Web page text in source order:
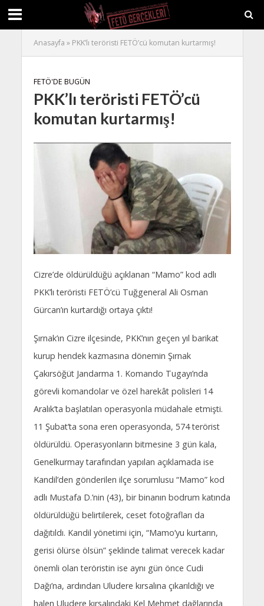
Anasayfa » PKK’lı teröristi FETÖ’cü komutan kurtarmış!
FETÖ'DE BUGÜN
PKK’lı teröristi FETÖ’cü
komutan kurtarmış!
Cizre’de öldürüldüğü açıklanan “Mamo” kod adlı
PKK’lı teröristi FETÖ’cü Tuğgeneral Ali Osman
Gürcan’ın kurtardığı ortaya çıktı!
Şırnak’ın Cizre ilçesinde, PKK’nın geçen yıl barikat
kurup hendek kazmasına dönemin Şırnak
Çakırsöğüt Jandarma 1. Komando Tugayı’nda
görevli komandolar ve özel harekât polisleri 14
Aralık’ta başlatılan operasyonla müdahale etmişti.
11 Şubat’ta sona eren operasyonda, 574 terörist
öldürüldü. Operasyonların bitmesine 3 gün kala,
Genelkurmay tarafından yapılan açıklamada ise
Kandil’den gönderilen ilçe sorumlusu “Mamo” kod
adlı Mustafa D.’nin (43), bir binanın bodrum katında
öldürüldüğü belirtilerek, ceset fotoğrafları da
dağıtıldı. Kandil yönetimi için, “Mamo’yu kurtarın,
gerisi ölürse ölsün” şeklinde talimat verecek kadar
önemli olan teröristin ise aynı gün önce Cudi
Dağı’na, ardından Uludere kırsalına çıkarıldığı ve
halen Uludere kırsalındaki Kel Mehmet dağlarında